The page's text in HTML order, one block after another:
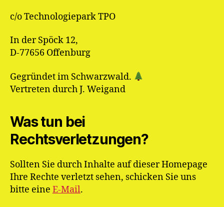
c/o Technologiepark TPO
In der Spöck 12,
D-77656 Offenburg
Gegründet im Schwarzwald.
Vertreten durch J. Weigand
Was tun bei
Rechtsverletzungen?
Sollten Sie durch Inhalte auf dieser Homepage
Ihre Rechte verletzt sehen, schicken Sie uns
bitte eine E-Mail.